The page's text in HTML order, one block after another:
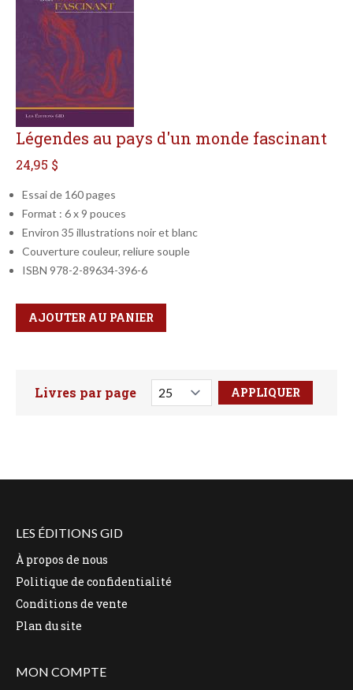
Légendes au pays d'un monde fascinant
24,95 $
Essai de 160 pages
Format : 6 x 9 pouces
Environ 35 illustrations noir et blanc
Couverture couleur, reliure souple
ISBN 978-2-89634-396-6
Qté
Format
AJOUTER AU PANIER
Faites votre recherche ici
Livres par page
LES ÉDITIONS GID
À propos de nous
Politique de confidentialité
Conditions de vente
Plan du site
MON COMPTE